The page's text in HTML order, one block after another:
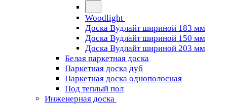
Woodlight
Доска Вудлайт шириной 183 мм
Доска Вудлайт шириной 150 мм
Доска Вудлайт шириной 203 мм
Белая паркетная доска
Паркетная доска дуб
Паркетная доска однополосная
Под теплый пол
Инженерная доска